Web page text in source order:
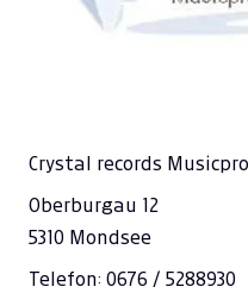
Crystal records
Oberburgau 12
5310 Mondsee
Telefon: 0676 / 5288930